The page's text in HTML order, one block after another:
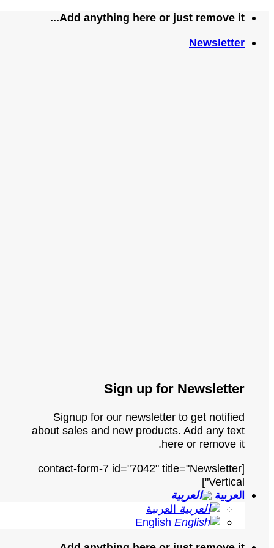
تخطيAdd anything here or just remove it...
Newsletter
Sign up for Newsletter
Signup for our newsletter to get notified
about sales and new products. Add any text
here or remove it.
[contact-form-7 id="7042" title="Newsletter
Vertical"]
العربية
العربية